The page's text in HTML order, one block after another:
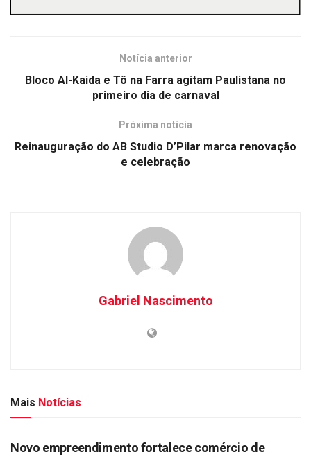
Notícia anterior
Bloco Al-Kaida e Tô na Farra agitam Paulistana no
primeiro dia de carnaval
Próxima notícia
Reinauguração do AB Studio D’Pilar marca renovação
e celebração
Gabriel Nascimento
Mais Notícias
DESTAQUES
Novo empreendimento fortalece comércio de